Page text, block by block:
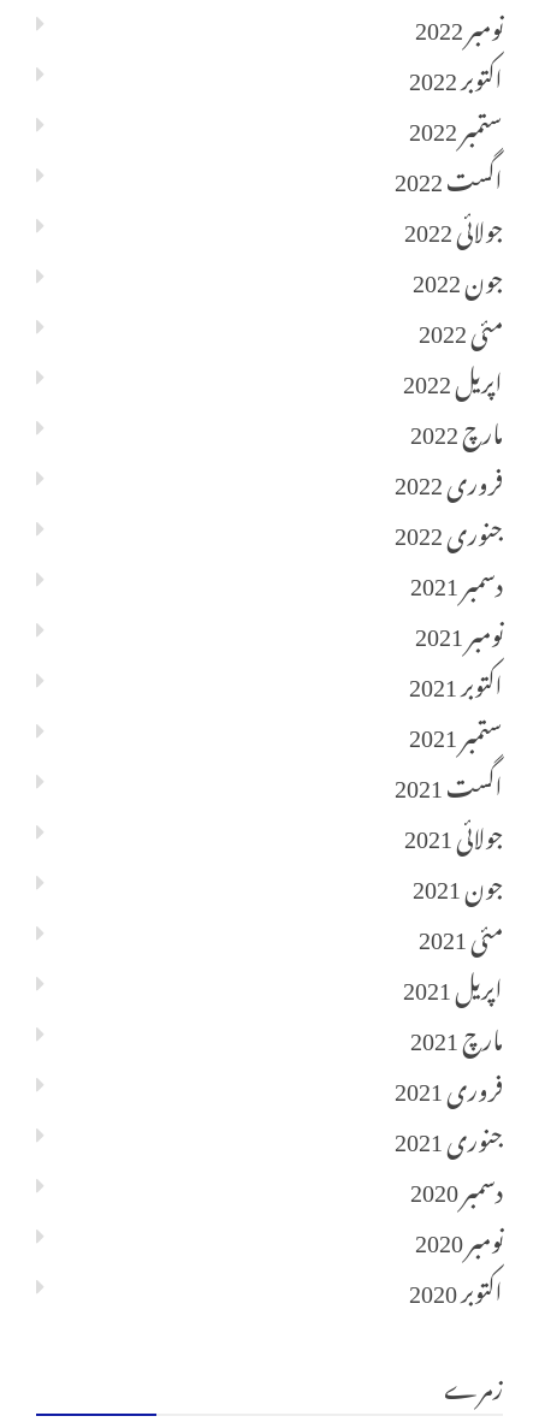
نومبر 2022
اکتوبر 2022
ستمبر 2022
اگست 2022
جولائی 2022
جون 2022
مئی 2022
اپریل 2022
مارچ 2022
فروری 2022
جنوری 2022
دسمبر 2021
نومبر 2021
اکتوبر 2021
ستمبر 2021
اگست 2021
جولائی 2021
جون 2021
مئی 2021
اپریل 2021
مارچ 2021
فروری 2021
جنوری 2021
دسمبر 2020
نومبر 2020
اکتوبر 2020
زمرے